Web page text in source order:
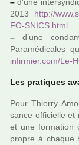
– d’une
2013
http://
FO-SNICS.html
– d’une
Paramédicales
infir­mier.com/Le-
Les pra­ti­ques
Pour Thierry
sance offi­cielle et
et une for­ma­tion
propre à chaque